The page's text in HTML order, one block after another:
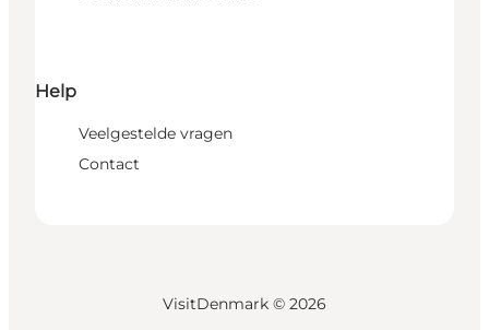
Help
Veelgestelde vragen
Contact
VisitDenmark © 2026